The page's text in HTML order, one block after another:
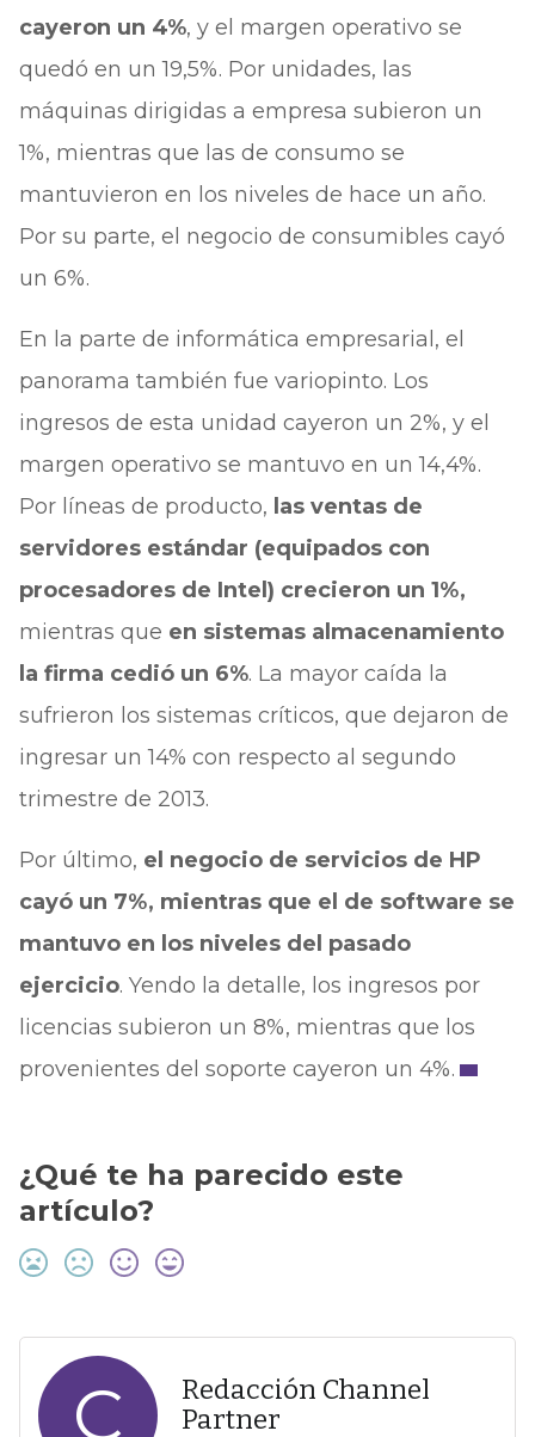
cayeron un 4%, y el margen operativo se
quedó en un 19,5%. Por unidades, las
máquinas dirigidas a empresa subieron un
1%, mientras que las de consumo se
mantuvieron en los niveles de hace un año.
Por su parte, el negocio de consumibles cayó
un 6%.
En la parte de informática empresarial, el
panorama también fue variopinto. Los
ingresos de esta unidad cayeron un 2%, y el
margen operativo se mantuvo en un 14,4%.
Por líneas de producto, las ventas de
servidores estándar (equipados con
procesadores de Intel) crecieron un 1%,
mientras que en sistemas almacenamiento
la firma cedió un 6%. La mayor caída la
sufrieron los sistemas críticos, que dejaron de
ingresar un 14% con respecto al segundo
trimestre de 2013.
Por último, el negocio de servicios de HP
cayó un 7%, mientras que el de software se
mantuvo en los niveles del pasado
ejercicio. Yendo la detalle, los ingresos por
licencias subieron un 8%, mientras que los
provenientes del soporte cayeron un 4%.
¿Qué te ha parecido este
artículo?
C
Redacción Channel
Partner